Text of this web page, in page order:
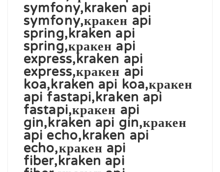
symfony,kraken api
symfony,кракен api
spring,kraken api
spring,кракен api
express,kraken api
express,кракен api
koa,kraken api koa,кракен
api fastapi,kraken api
fastapi,кракен api
gin,kraken api gin,кракен
api echo,kraken api
echo,кракен api
fiber,kraken api